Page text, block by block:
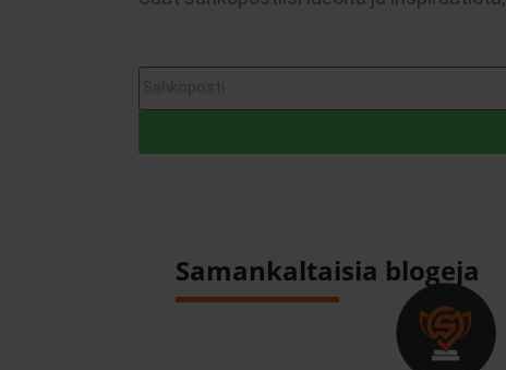
Samankaltaisia blogeja